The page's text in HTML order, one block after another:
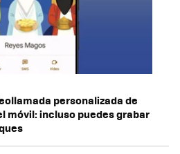
personalizada de
móvil: incluso puedes grabar